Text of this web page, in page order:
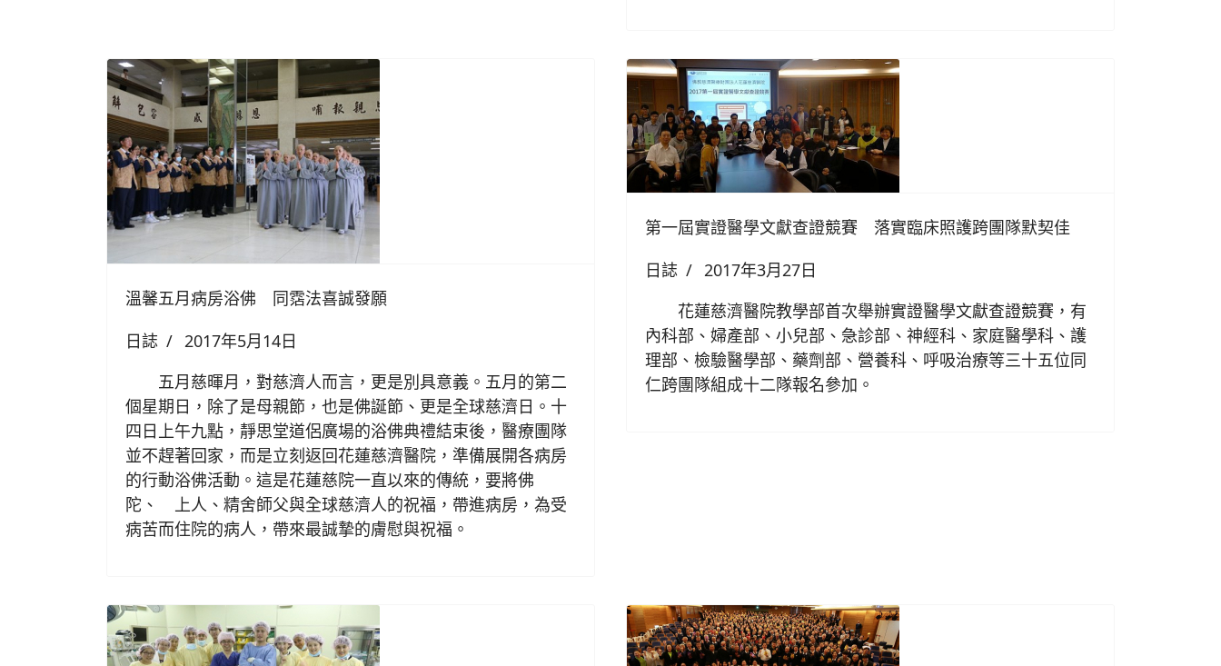
溫馨五月病房浴佛 同霑法喜誠發願
日誌
2017年5月14日
五月慈暉月，對慈濟人而言，更是別具意義。五月的第二
個星期日，除了是母親節，也是佛誕節、更是全球慈濟日。十
四日上午九點，靜思堂道侶廣場的浴佛典禮結束後，醫療團隊
並不趕著回家，而是立刻返回花蓮慈濟醫院，準備展開各病房
的行動浴佛活動。這是花蓮慈院一直以來的傳統，要將佛
陀、 上人、精舍師父與全球慈濟人的祝福，帶進病房，為受
病苦而住院的病人，帶來最誠摯的膚慰與祝福。
第一屆實證醫學文獻查證競賽 落實臨床照護跨團隊默契佳
日誌
2017年3月27日
花蓮慈濟醫院教學部首次舉辦實證醫學文獻查證競賽，有
內科部、婦產部、小兒部、急診部、神經科、家庭醫學科、護
理部、檢驗醫學部、藥劑部、營養科、呼吸治療等三十五位同
仁跨團隊組成十二隊報名參加。